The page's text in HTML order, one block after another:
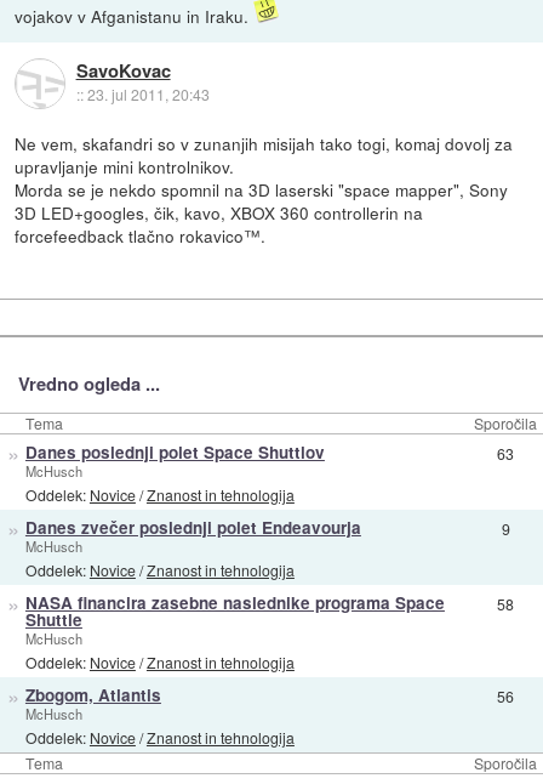
vojakov v Afganistanu in Iraku.
SavoKovac
::23. jul 2011, 20:43
Ne vem, skafandri so v zunanjih misijah tako togi, komaj dovolj za
upravljanje mini kontrolnikov.
Morda se je nekdo spomnil na 3D laserski "space mapper", Sony
3D LED+googles, čik, kavo, XBOX 360 controllerin na
forcefeedback tlačno rokavico™.
Vredno ogleda ...
Tema Sporočila
Tema Sporočila
» Danes poslednji polet Space Shuttlov
McHusch
Oddelek: Novice/Znanost in tehnologija
63
» Danes zvečer poslednji polet Endeavourja
McHusch
Oddelek: Novice/Znanost in tehnologija
9
» NASA financira zasebne naslednike programa Space
Shuttle
McHusch
Oddelek: Novice/Znanost in tehnologija
58
» Zbogom, Atlantis
McHusch
Oddelek: Novice/Znanost in tehnologija
56